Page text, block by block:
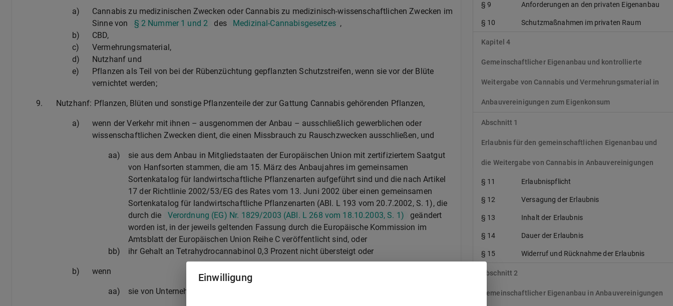
a)
Cannabis zu medizinischen Zwecken oder Cannabis zu medizinisch-wissenschaftlichen Zwecken im
Sinne von
§ 2 Nummer 1 und 2 des Medizinal-Cannabisgesetzes ,
b)
CBD,
c)
Vermehrungsmaterial,
d)
Nutzhanf und
e)
Pflanzen als Teil von bei der Rübenzüchtung gepflanzten Schutzstreifen, wenn sie vor der Blüte
vernichtet werden;
9. Nutzhanf: Pflanzen, Blüten und sonstige Pflanzenteile der zur Gattung Cannabis gehörenden Pflanzen,
a)
wenn der Verkehr mit ihnen – ausgenommen der Anbau – ausschließlich gewerblichen oder
wissenschaftlichen Zwecken dient, die einen Missbrauch zu Rauschzwecken ausschließen, und
aa)
sie aus dem Anbau in Mitgliedstaaten der Europäischen Union mit zertifiziertem Saatgut
von Hanfsorten stammen, die am 15. März des Anbaujahres im gemeinsamen
Sortenkatalog für landwirtschaftliche Pflanzenarten aufgeführt sind und die nach Artikel
17 der Richtlinie 2002/53/EG des Rates vom 13. Juni 2002 über einen gemeinsamen
Sortenkatalog für landwirtschaftliche Pflanzenarten (ABl. L 193 vom 20.7.2002, S. 1), die
durch die
Verordnung (EG) Nr. 1829/2003 (ABl. L 268 vom 18.10.2003, S. 1)
geändert
worden ist, in der jeweils geltenden Fassung durch die Europäische Kommission im
Amtsblatt der Europäischen Union Reihe C veröffentlicht sind, oder
bb)
ihr Gehalt an Tetrahydrocannabinol 0,3 Prozent nicht übersteigt oder
b) wenn
aa) sie von Unternehmen der Landwirtschaft angebaut werden, die
§ 9 Anforderungen an den privaten Eigenanbau
§ 10 Schutzmaßnahmen im privaten Raum
Kapitel 4
Gemeinschaftlicher Eigenanbau und kontrollierte
Weitergabe von Cannabis und Vermehrungsmaterial in
Anbauvereinigungen zum Eigenkonsum
Abschnitt 1
Erlaubnis für den gemeinschaftlichen Eigenanbau und
die Weitergabe von Cannabis in Anbauvereinigungen
§ 11 Erlaubnispflicht
§ 12 Versagung der Erlaubnis
§ 13 Inhalt der Erlaubnis
§ 14 Dauer der Erlaubnis
§ 15 Widerruf und Rücknahme der Erlaubnis
Abschnitt 2
Gemeinschaftlicher Eigenanbau in Anbauvereinigungen
Einwilligung